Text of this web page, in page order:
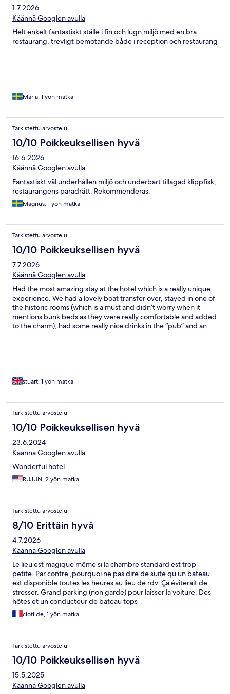
1.7.2026
Käännä Googlen avulla
Helt enkelt fantastiskt ställe i fin och lugn miljö med en bra
restaurang, trevligt bemötande både i reception och restaurang
Maria, 1 yön matka
Tarkistettu arvostelu
10/10 Poikkeuksellisen hyvä
16.6.2026
Käännä Googlen avulla
Fantastiskt väl underhållen miljö och underbart tillagad klippfisk,
restaurangens paradrätt. Rekommenderas.
Magnus, 1 yön matka
Tarkistettu arvostelu
10/10 Poikkeuksellisen hyvä
7.7.2026
Käännä Googlen avulla
Had the most amazing stay at the hotel which is a really unique
experience. We had a lovely boat transfer over, stayed in one of
the historic rooms (which is a must and didn’t worry when it
mentions bunk beds as they were really comfortable and added
to the charm), had some really nice drinks in the “pub” and an
stuart, 1 yön matka
Tarkistettu arvostelu
10/10 Poikkeuksellisen hyvä
23.6.2024
Käännä Googlen avulla
Wonderful hotel
RUJUN, 2 yön matka
Tarkistettu arvostelu
8/10 Erittäin hyvä
4.7.2026
Käännä Googlen avulla
Le lieu est magique même si la chambre standard est trop
petite. Par contre ,pourquoi ne pas dire de suite qu un bateau
est disponible toutes les heures au lieu de rdv. Ça éviterait de
stresser. Grand parking (non garde) pour laisser la voiture. Des
hôtes et un conducteur de bateau tops
clotilde, 1 yön matka
Tarkistettu arvostelu
10/10 Poikkeuksellisen hyvä
15.5.2025
Käännä Googlen avulla